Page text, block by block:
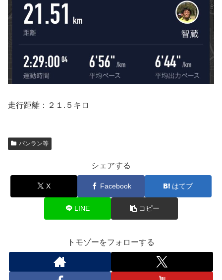
走行距離：２１.５キロ
パンラン等
シェアする
X Facebook はてブ
LINE コピー
トモゾーをフォローする